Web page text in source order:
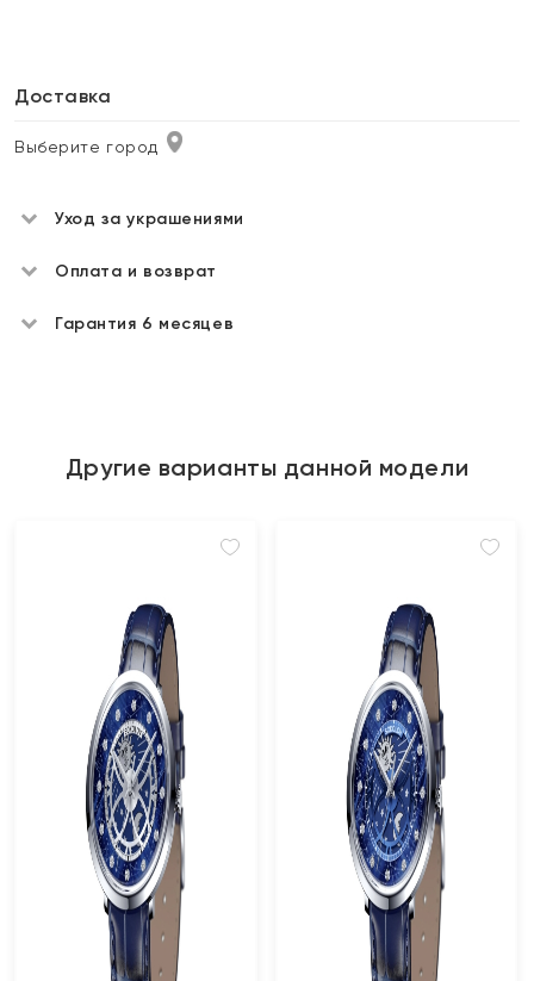
Доставка
Выберите город
Уход за украшениями
Оплата и возврат
Гарантия 6 месяцев
Другие варианты данной модели